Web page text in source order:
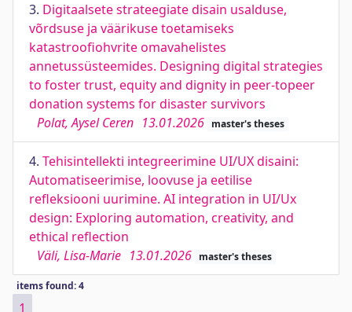
3. Digitaalsete strateegiate disain usalduse,
võrdsuse ja väärikuse toetamiseks
katastroofiohvrite omavahelistes
annetussüsteemides. Designing digital strategies
to foster trust, equity and dignity in peer-topeer
donation systems for disaster survivors
Polat, Aysel Ceren 13.01.2026 master's theses
4. Tehisintellekti integreerimine UI/UX disaini:
Automatiseerimise, loovuse ja eetilise
refleksiooni uurimine. AI integration in UI/Ux
design: Exploring automation, creativity, and
ethical reflection
Väli, Lisa-Marie 13.01.2026 master's theses
items found: 4
1